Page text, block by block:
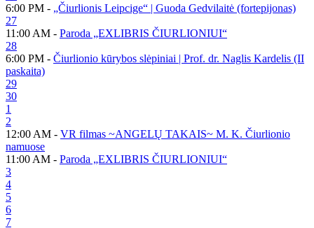
6:00 PM - „Čiurlionis Leipcige“ | Guoda Gedvilaitė (fortepijonas)
27
11:00 AM - Paroda „EXLIBRIS ČIURLIONIUI“
28
6:00 PM - Čiurlionio kūrybos slėpiniai | Prof. dr. Naglis Kardelis (II
paskaita)
29
30
1
2
12:00 AM - VR filmas ~ANGELŲ TAKAIS~ M. K. Čiurlionio
namuose
11:00 AM - Paroda „EXLIBRIS ČIURLIONIUI“
3
4
5
6
7